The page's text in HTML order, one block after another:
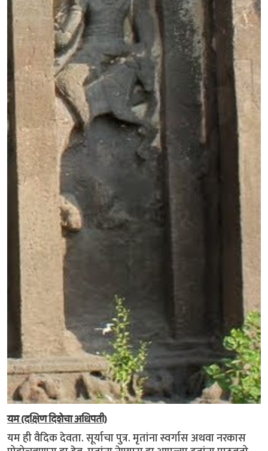
यम (दक्षिण दिशेचा अधिपती)
यम ही वैदिक देवता. सूर्याचा पुत्र. मृतांना स्वर्गास अथवा नरकास